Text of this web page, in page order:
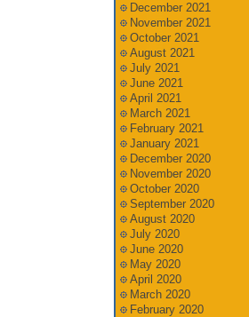
December 2021
November 2021
October 2021
August 2021
July 2021
June 2021
April 2021
March 2021
February 2021
January 2021
December 2020
November 2020
October 2020
September 2020
August 2020
July 2020
June 2020
May 2020
April 2020
March 2020
February 2020